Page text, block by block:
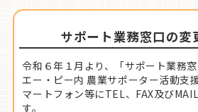
お手伝い情報
お問い合わせ
サポート業務窓口の変
令和６年１月より、「サポート業務
エー・ピー内 農業サポーター活動支
マートフォン等にTEL、FAX及び
す。